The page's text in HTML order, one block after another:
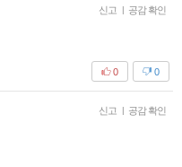
신고 공감 확인
0
0
신고 공감 확인